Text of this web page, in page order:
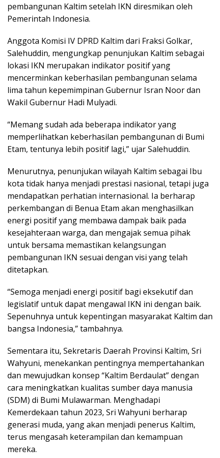
pembangunan Kaltim setelah IKN diresmikan oleh
Pemerintah Indonesia.
Anggota Komisi IV DPRD Kaltim dari Fraksi Golkar,
Salehuddin, mengungkap penunjukan Kaltim sebagai
lokasi IKN merupakan indikator positif yang
mencerminkan keberhasilan pembangunan selama
lima tahun kepemimpinan Gubernur Isran Noor dan
Wakil Gubernur Hadi Mulyadi.
“Memang sudah ada beberapa indikator yang
memperlihatkan keberhasilan pembangunan di Bumi
Etam, tentunya lebih positif lagi,” ujar Salehuddin.
Menurutnya, penunjukan wilayah Kaltim sebagai Ibu
kota tidak hanya menjadi prestasi nasional, tetapi juga
mendapatkan perhatian internasional. Ia berharap
perkembangan di Benua Etam akan menghasilkan
energi positif yang membawa dampak baik pada
kesejahteraan warga, dan mengajak semua pihak
untuk bersama memastikan kelangsungan
pembangunan IKN sesuai dengan visi yang telah
ditetapkan.
“Semoga menjadi energi positif bagi eksekutif dan
legislatif untuk dapat mengawal IKN ini dengan baik.
Sepenuhnya untuk kepentingan masyarakat Kaltim dan
bangsa Indonesia,” tambahnya.
Sementara itu, Sekretaris Daerah Provinsi Kaltim, Sri
Wahyuni, menekankan pentingnya mempertahankan
dan mewujudkan konsep “Kaltim Berdaulat” dengan
cara meningkatkan kualitas sumber daya manusia
(SDM) di Bumi Mulawarman. Menghadapi
Kemerdekaan tahun 2023, Sri Wahyuni berharap
generasi muda, yang akan menjadi penerus Kaltim,
terus mengasah keterampilan dan kemampuan
mereka.